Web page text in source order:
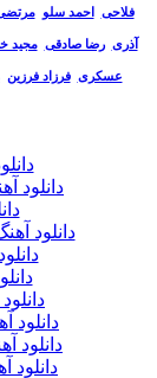
فلاحی احمد سلو
آذری رضا صادقی مجید
عسکری فرزاد فرزین
دانلود
دانلود
دانلود
دانلود
دانلود